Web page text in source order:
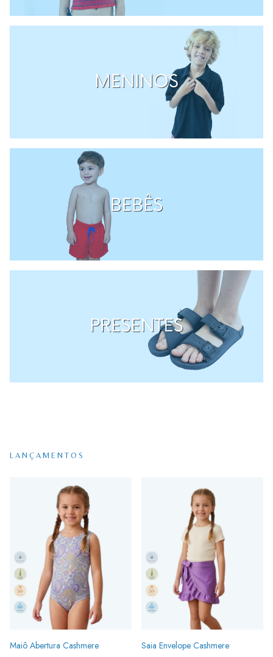
LANÇAMENTOS
Maiô Abertura Cashmere Saia Envelope Cashmere